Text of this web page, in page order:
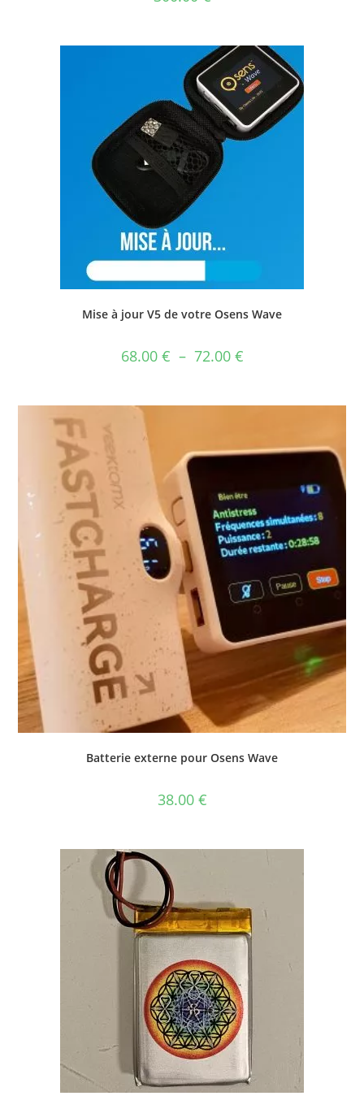
Mise à jour V5 de votre Osens Wave
68.00 € – 72.00 €
Batterie externe pour Osens Wave
38.00 €